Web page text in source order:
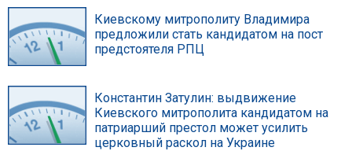
Киевскому митрополиту Владимира
предложили стать кандидатом на пост
предстоятеля РПЦ
Константин Затулин: выдвижение
Киевского митрополита кандидатом на
патриарший престол может усилить
церковный раскол на Украине